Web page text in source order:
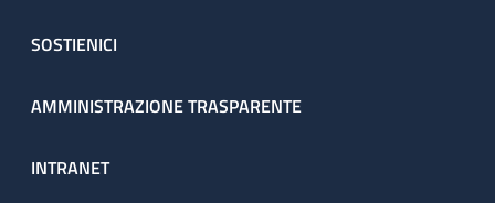
SOSTIENICI
AMMINISTRAZIONE TRASPARENTE
INTRANET